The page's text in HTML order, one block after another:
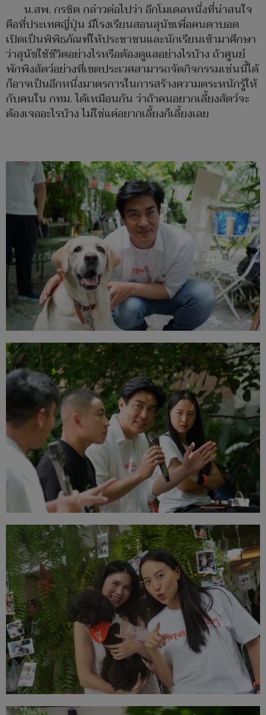
น.สพ. กรชิต กล่าวต่อไปว่า อีกโมเดลหนึ่งที่น่าสนใจ
คือที่ประเทศญี่ปุ่น มีโรงเรียนสอนสุนัขเพื่อคนตาบอด
เปิดเป็นพิพิธภัณฑ์ให้ประชาชนและนักเรียนเข้ามาศึกษา
ว่าสุนัขใช้ชีวิตอย่างไรหรือต้องดูแลอย่างไรบ้าง ถ้าศูนย์
พักพิงสัตว์อย่างที่เขตประเวศสามารถจัดกิจกรรมเช่นนี้ได้
ก็อาจเป็นอีกหนึ่งมาตรการในการสร้างความตระหนักรู้ให้
กับคนใน กทม. ได้เหมือนกัน ว่าถ้าคนอยากเลี้ยงสัตว์จะ
ต้องเจออะไรบ้าง ไม่ใช่แค่อยากเลี้ยงก็เลี้ยงเลย